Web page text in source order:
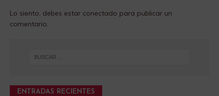
Lo siento, debes estar conectado para publicar un
comentario.
ENTRADAS RECIENTES